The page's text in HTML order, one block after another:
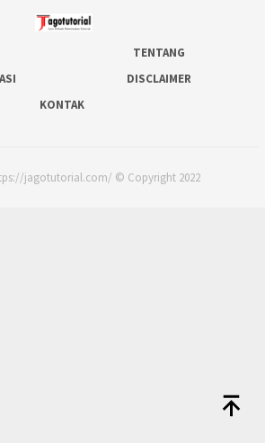
TENTANG
DISCLAIMER
KONTAK
jagotutorial.com/ © Copyright 2022